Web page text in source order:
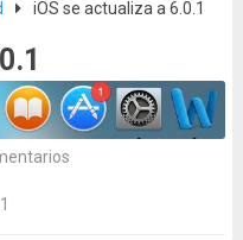
iOS se actualiza a 6.0.1